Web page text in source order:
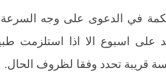
في الدعوى على وجه السرعة
على اسبوع الا اذا استلزمت
قريبة تحدد وفقا لظروف الحال.